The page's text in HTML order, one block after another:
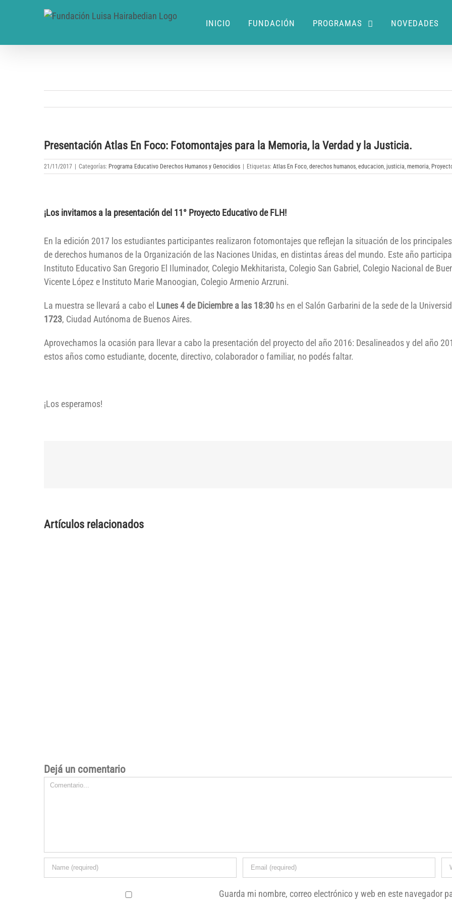
INICIO FUNDACIÓN PROGRAMAS NOVEDADES
Presentación Atlas En Foco: Fotomontajes para la Memoria, la Verdad y la Justicia.
21/11/2017 Categorías: Programa Educativo Derechos Humanos y Genocidios Etiquetas: Atlas En Foco, derechos humanos, educacion, justicia, memoria,
¡Los invitamos a la presentación del 11° Proyecto Educativo de FLH!
En la edición 2017 los estudiantes participantes realizaron fotomontajes que reflejan la situación de los
de derechos humanos de la Organización de las Naciones Unidas, en distintas áreas del mundo. Este año
Instituto Educativo San Gregorio El Iluminador, Colegio Mekhitarista, Colegio San Gabriel, Colegio Nacional de
Vicente López e Instituto Marie Manoogian, Colegio Armenio Arzruni.
La muestra se llevará a cabo el Lunes 4 de Diciembre a las 18:30 hs en el Salón Garbarini de la sede de la
1723, Ciudad Autónoma de Buenos Aires.
Aprovechamos la ocasión para llevar a cabo la presentación del proyecto del año 2016: Desalineados y del año
estos años como estudiante, docente, directivo, colaborador o familiar, no podés faltar.
¡Los esperamos!
Artículos relacionados
Dejá un comentario
Comentario
Guarda mi nombre, correo electrónico y web en este navegador